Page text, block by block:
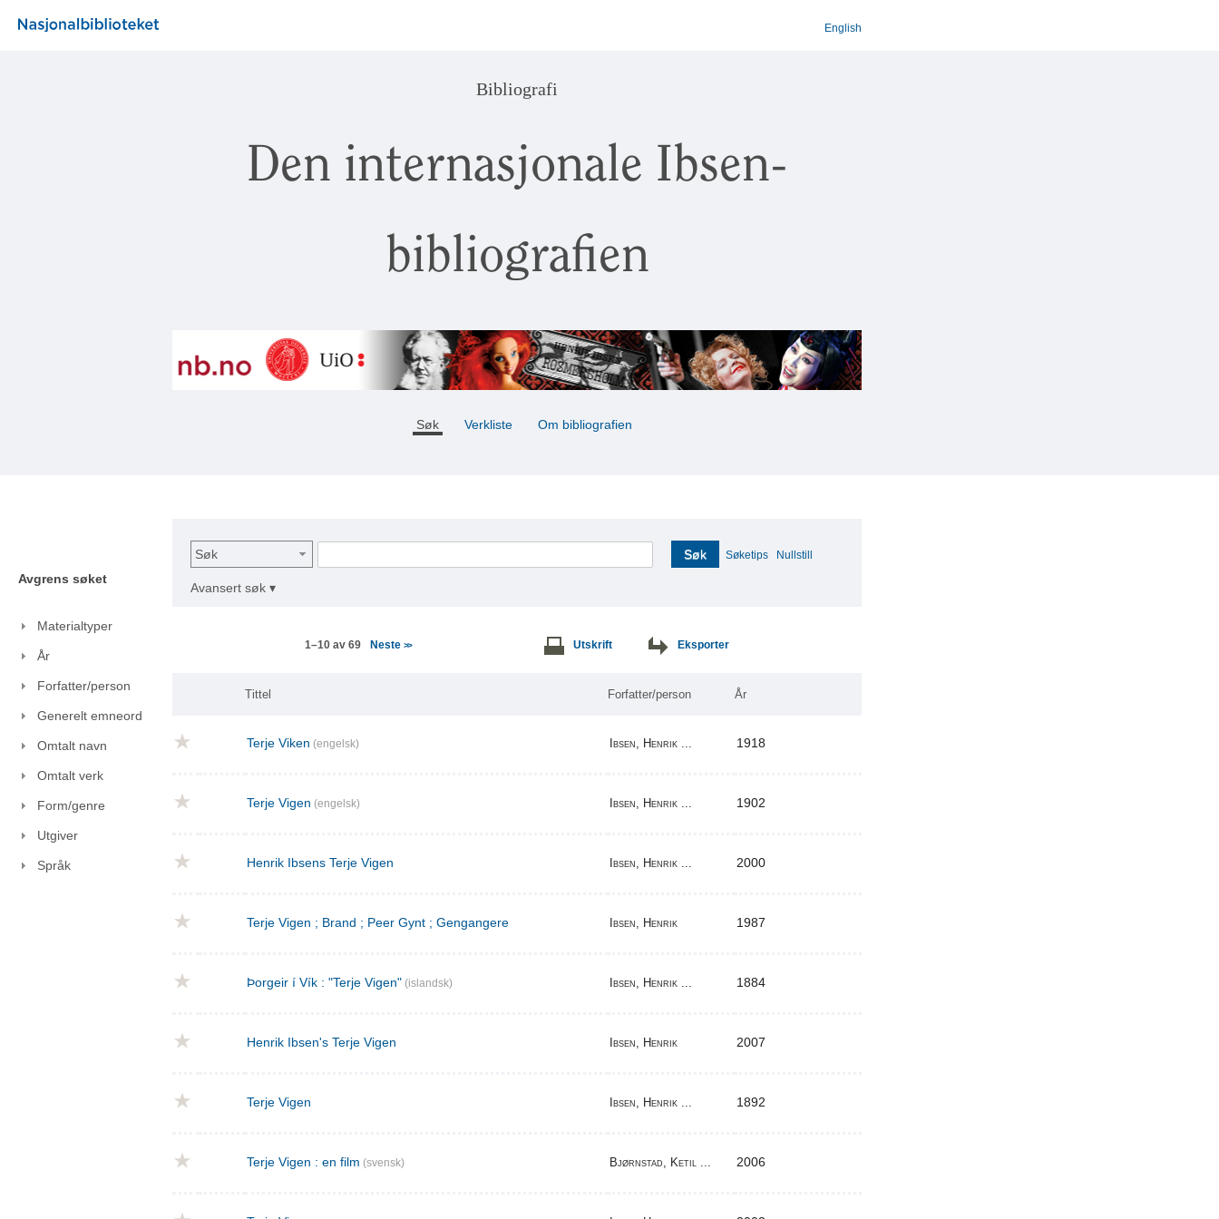
English
Bibliografi
Den internasjonale Ibsen-
bibliografien
Søk Verkliste Om bibliografien
Avgrens søket
Materialtyper
År
Forfatter/person
Generelt emneord
Omtalt navn
Omtalt verk
Form/genre
Utgiver
Språk
Søk Søk Søketips Nullstill
Avansert søk ▾
1–10 av 69 Neste>> Utskrift Eksporter
Tittel Forfatter/person År
Terje Viken (engelsk) Ibsen, Henrik ... 1918
Terje Vigen (engelsk) Ibsen, Henrik ... 1902
Henrik Ibsens Terje Vigen Ibsen, Henrik ... 2000
Terje Vigen ; Brand ; Peer Gynt ; Gengangere Ibsen, Henrik 1987
Þorgeir í Vík : "Terje Vigen" (islandsk) Ibsen, Henrik ... 1884
Henrik Ibsen's Terje Vigen Ibsen, Henrik 2007
Terje Vigen Ibsen, Henrik ... 1892
Terje Vigen : en film (svensk) Bjørnstad, Ketil ... 2006